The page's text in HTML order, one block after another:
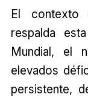
El contexto
respalda
Mundial, el
elevados
persistente,